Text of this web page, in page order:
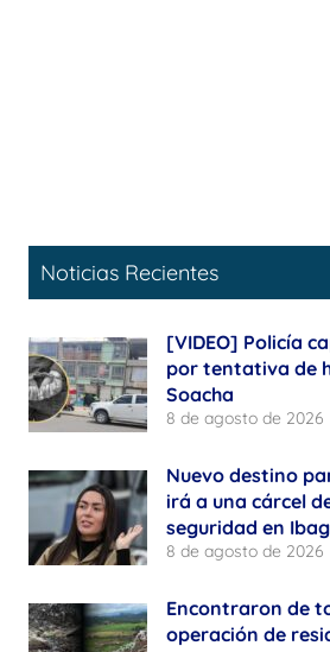
Noticias Recientes
[VIDEO] Policía
por tentativa de
Soacha
8 de agosto de 2026
Nuevo destino
irá a una cárcel
seguridad en
8 de agosto de 2026
Encontraron de
operación de